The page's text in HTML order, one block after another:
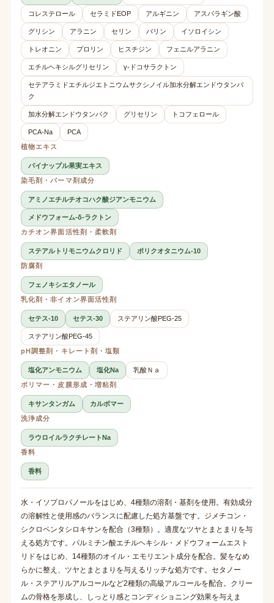
コレステロール セラミドEOP アルギニン アスパラギン酸
グリシン アラニン セリン バリン イソロイシン
トレオニン プロリン ヒスチジン フェニルアラニン
エチルヘキシルグリセリン γ-ドコサラクトン
セテアラミドエチルジエトニウムサクシノイル加水分解エンドウタンパ
ク
加水分解エンドウタンパク グリセリン トコフェロール
PCA-Na
PCA
植物エキス
パイナップル果実エキス
染毛剤・パーマ剤成分
アミノエチルチオコハク酸ジアンモニウム
メドウフォーム-δ-ラクトン
カチオン界面活性剤・柔軟剤
ステアルトリモニウムクロリド
ポリクオタニウム-10
防腐剤
フェノキシエタノール
乳化剤・非イオン界面活性剤
セテス-10 セテス-30 ステアリン酸PEG-25
ステアリン酸PEG-45
pH調整剤・キレート剤・塩類
塩化アンモニウム 塩化Na
乳酸Ｎａ
ポリマー・皮膜形成・増粘剤
キサンタンガム
カルボマー
洗浄成分
ラウロイルラクチレートNa
香料
香料
水・イソプロパノールをはじめ、4種類の溶剤・基剤を使用。有効成分
の溶解性と使用感のバランスに配慮した処方基盤です。ジメチコン・
シクロペンタシロキサンを配合（3種類）。適度なツヤとまとまりを与
える処方です。パルミチン酸エチルヘキシル・メドウフォームエスト
リドをはじめ、14種類のオイル・エモリエント成分を配合。髪をなめ
らかに整え、ツヤとまとまりを与えるリッチな処方です。セタノー
ル・ステアリルアルコールなど2種類の高級アルコールを配合。クリー
ムの骨格を形成し、しっとり感とコンディショニング効果を与えま